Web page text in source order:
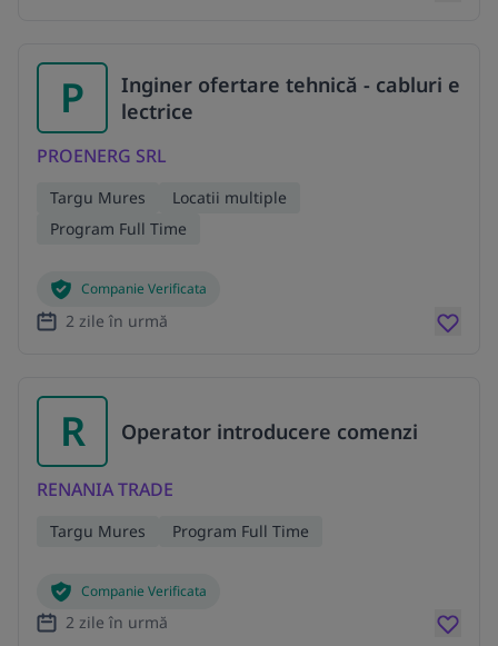
P
Inginer ofertare tehnică - cabluri e
lectrice
PROENERG SRL
Targu Mures
Locatii multiple
Program Full Time
Companie Verificata
2 zile în urmă
R Operator introducere comenzi
RENANIA TRADE
Targu Mures Program Full Time
Companie Verificata
2 zile în urmă